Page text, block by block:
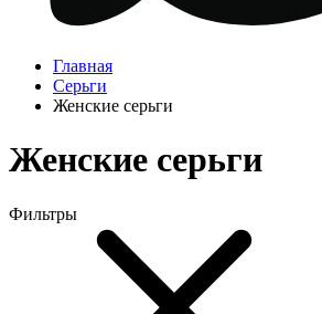
Главная
Серьги
Женские серьги
Женские серьги
Фильтры